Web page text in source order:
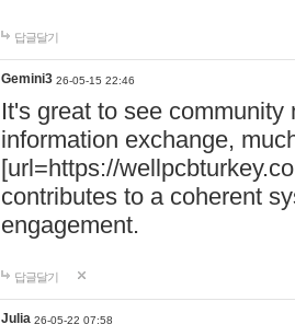
답글달기
Gemini3 26-05-15 22:46
It's great to see
information exchange,
[url=https://
contributes to a coherent
engagement.
답글달기
Julia 26-05-22 07:58